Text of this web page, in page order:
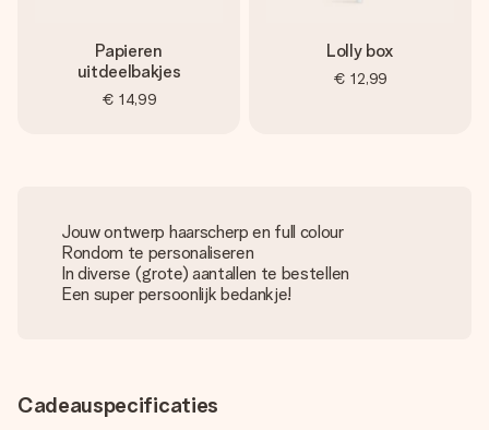
Papieren
uitdeelbakjes
€ 14,99
Lolly box
€ 12,99
Jouw ontwerp haarscherp en full colour
Rondom te personaliseren
In diverse (grote) aantallen te bestellen
Een super persoonlijk bedankje!
Cadeauspecificaties